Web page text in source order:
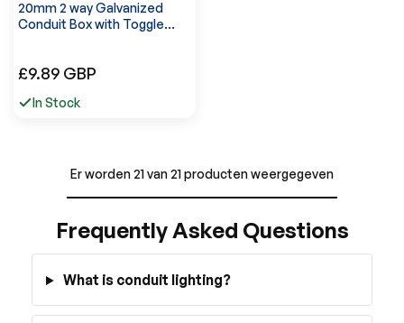
20mm 2 way Galvanized
Conduit Box with Toggle
Normale
£9.89 GBP
In Stock
Er worden 21 van 21 producten weergegeven
Frequently Asked Questions
What is conduit lighting?